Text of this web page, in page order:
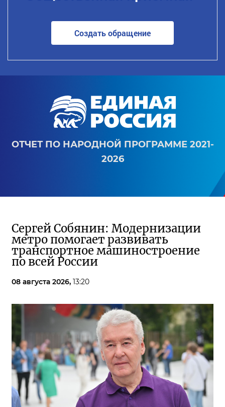
Создать обращение
ОТЧЕТ ПО НАРОДНОЙ ПРОГРАММЕ 2021-
2026
Сергей Собянин: Модернизации
метро помогает развивать
транспортное машиностроение
по всей России
08 августа 2026, 13:20